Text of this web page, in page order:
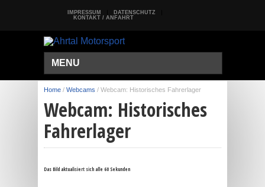
IMPRESSUM
DATENSCHUTZ
KONTAKT / ANFAHRT
MENU
Home / Webcams / Webcam: Historisches Fahrerlager
Webcam: Historisches
Fahrerlager
Das Bild aktualisiert sich alle 60 Sekunden